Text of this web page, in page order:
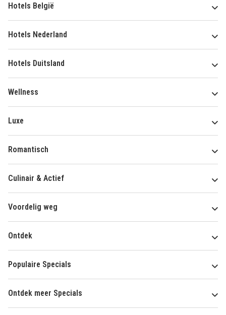
Hotels België
Hotels Nederland
Hotels Duitsland
Wellness
Luxe
Romantisch
Culinair & Actief
Voordelig weg
Ontdek
Populaire Specials
Ontdek meer Specials